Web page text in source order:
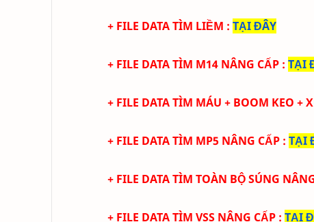
+ FILE DATA TÌM LIỀM : TẠI ĐÂY
+ FILE DATA TÌM M14 NÂNG CẤP : TẠI
+ FILE DATA TÌM MÁU + BOOM KEO +
+ FILE DATA TÌM MP5 NÂNG CẤP : TẠI
+ FILE DATA TÌM TOÀN BỘ SÚNG
+ FILE DATA TÌM VSS NÂNG CẤP : TẠI